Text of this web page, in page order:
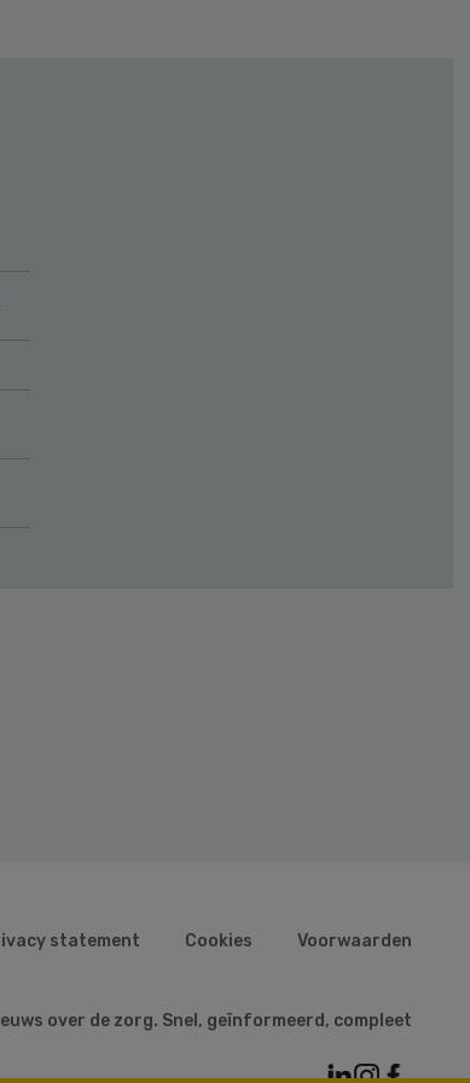
statement Cookies Voorwaarden
over de zorg. Snel, geïnformeerd, compleet